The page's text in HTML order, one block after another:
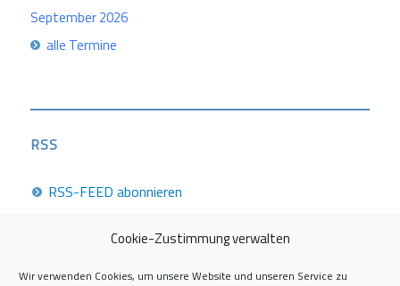
Cookie-Zustimmung verwalten
Wir verwenden Cookies, um unsere Website und unseren Service zu
September 2026
alle Termine
RSS
RSS-FEED abonnieren
Career Week 2026